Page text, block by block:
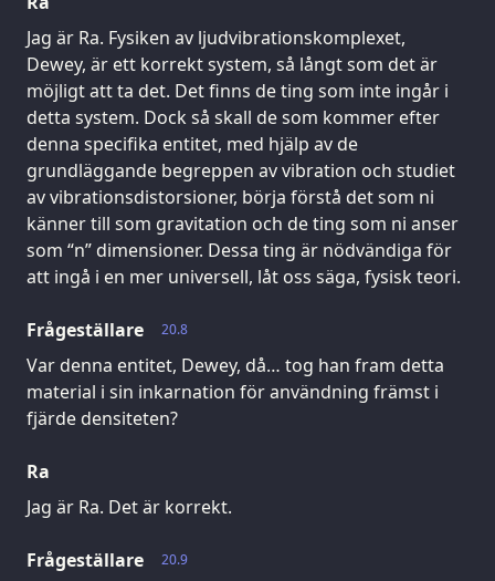
Jag är Ra. Fysiken av ljudvibrationskomplexet,
Dewey, är ett korrekt system, så långt som det är
möjligt att ta det. Det finns de ting som inte ingår i
detta system. Dock så skall de som kommer efter
denna specifika entitet, med hjälp av de
grundläggande begreppen av vibration och studiet
av vibrationsdistorsioner, börja förstå det som ni
känner till som gravitation och de ting som ni anser
som “n” dimensioner. Dessa ting är nödvändiga för
att ingå i en mer universell, låt oss säga, fysisk teori.
20.8
Frågeställare
Var denna entitet, Dewey, då… tog han fram detta
material i sin inkarnation för användning främst i
fjärde densiteten?
Ra
Jag är Ra. Det är korrekt.
20.9
Frågeställare